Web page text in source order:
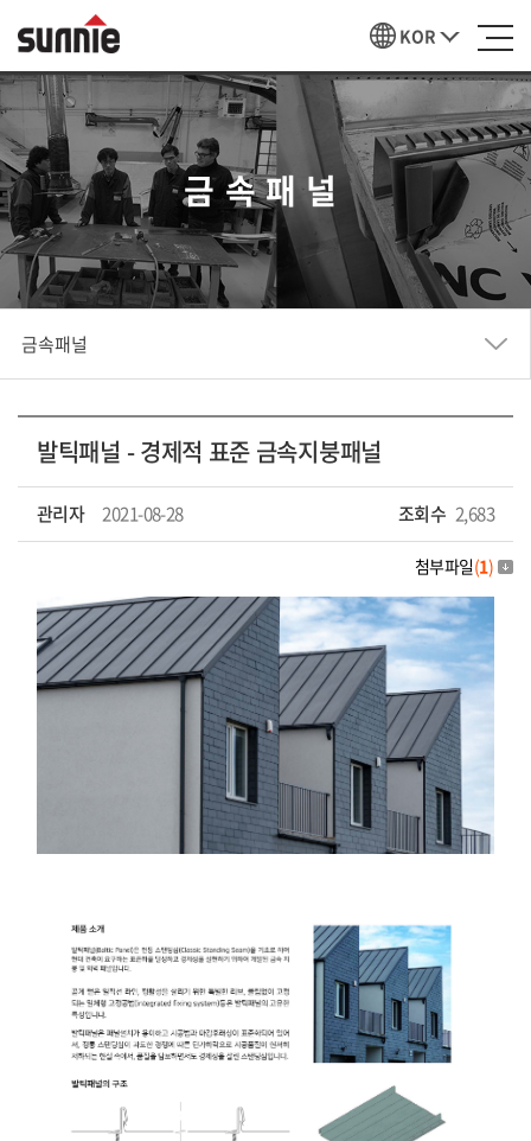
KOR
금속패널
금속패널
발틱패널 - 경제적 표준 금속지붕패널
관리자 2021-08-28 조회수 2,683
첨부파일(1)